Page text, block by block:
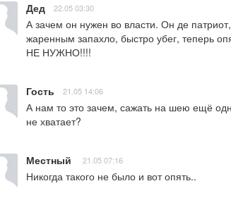
Дед 22.05 03:30
А зачем он нужен во власти. Он де
жаренным запахло, быстро убег, теперь
НЕ НУЖНО!!!!
Гость 21.05 14:06
А нам то это зачем, сажать на шею ещё
не хватает?
Местный 21.05 07:16
Никогда такого не было и вот опять..